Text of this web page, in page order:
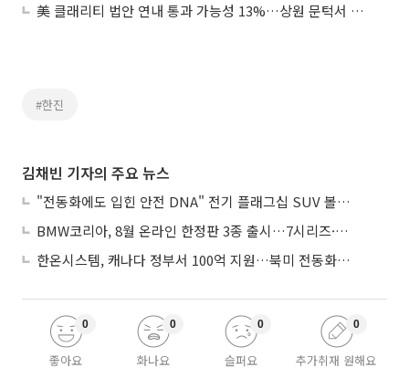
美 클래리티 법안 연내 통과 가능성 13%…상원 문턱서 제동
#한진
김채빈 기자의 주요 뉴스
"전동화에도 입힌 안전 DNA" 전기 플래그십 SUV 볼보 'EX90'
BMW코리아, 8월 온라인 한정판 3종 출시…7시리즈·X7·M340i 투어링
한온시스템, 캐나다 정부서 100억 지원…북미 전동화 시장 가속
좋아요
0
화나요
0
슬퍼요
0
추가취재 원해요
0